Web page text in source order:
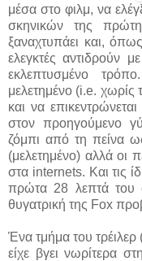
μέσα στο φιλμ, να
σκηνικών της
ξαναχτυπάει και,
ελεγκτές αντιδρούν
εκλεπτυσμένο
μελετημένο (i.e. χωρίς
και να
στον προηγούμενο
ζόμπι από τη πείνα
(μελετημένο) αλλά οι
στα internets. Και τις
πρώτα 28 λεπτά του
θυγατρική της Fox
Ένα τμήμα του
είχε βγει νωρίτερα